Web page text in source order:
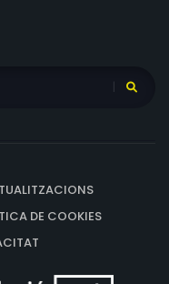
DE COOKIES